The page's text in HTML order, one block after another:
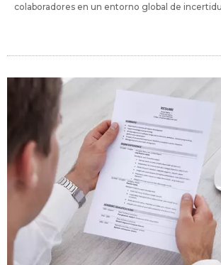
colaboradores en un entorno global de